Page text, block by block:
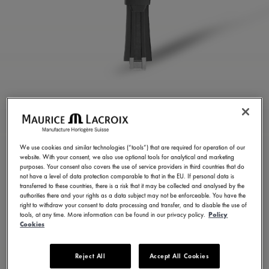
CINTURINO IN
GOMMA GRIGIA
ML822-005021
250,00 € IVA inclusa
TROVA UN NEGOZIO
5 - 6 giorni di consegna
We use cookies and similar technologies (“tools”) that are required for operation of our
website. With your consent, we also use optional tools for analytical and marketing
purposes. Your consent also covers the use of service providers in third countries that do
not have a level of data protection comparable to that in the EU. If personal data is
transferred to these countries, there is a risk that it may be collected and analysed by the
authorities there and your rights as a data subject may not be enforceable. You have the
right to withdraw your consent to data processing and transfer, and to disable the use of
tools, at any time. More information can be found in our privacy policy. Policy
Cookies
Reject All Accept All Cookies